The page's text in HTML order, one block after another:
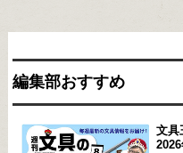
編集部おすすめ
文具